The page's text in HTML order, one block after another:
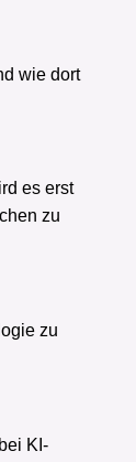
wie dort
es erst
zu
zu
KI-